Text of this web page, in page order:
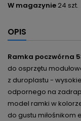
W magazynie 24 szt.
OPIS
Ramka poczwórna
do osprzętu
z duroplastu -
odpornego na
model ramki w
do gustu miłośnikom